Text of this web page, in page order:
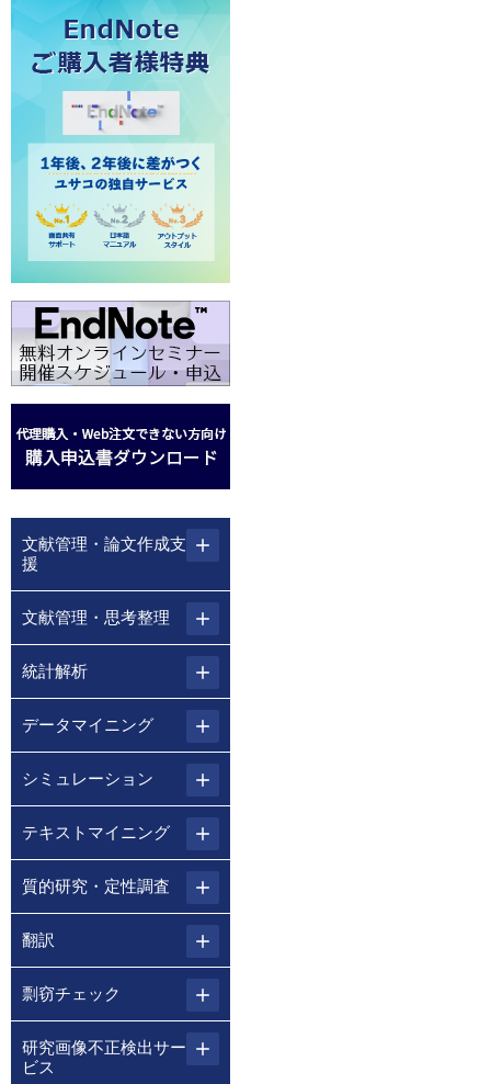
文献管理・論文作成支
援
文献管理・思考整理
統計解析
データマイニング
シミュレーション
テキストマイニング
質的研究・定性調査
翻訳
剽窃チェック
研究画像不正検出サー
ビス